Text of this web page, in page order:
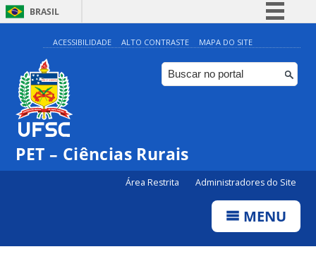
BRASIL
Simplifique!
Comunica BR
Participe
ACESSIBILIDADE ALTO CONTRASTE MAPA DO SITE
PET – Ciências Rurais
Área Restrita Administradores do Site
MENU